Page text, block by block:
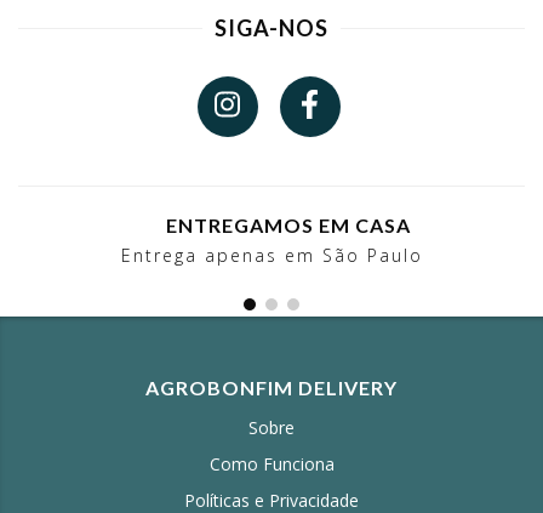
SIGA-NOS
ENTREGAMOS EM CASA
Entrega apenas em São Paulo
AGROBONFIM DELIVERY
Sobre
Como Funciona
Políticas e Privacidade